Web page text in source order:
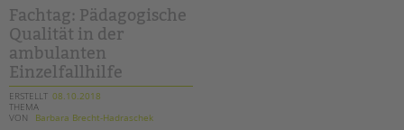
hilfen
als
balanceakt
Fachtag: Pädagogische
Qualität in der
ambulanten
Einzelfallhilfe
ERSTELLT 08.10.2018
THEMA
VON
Barbara Brecht-Hadraschek